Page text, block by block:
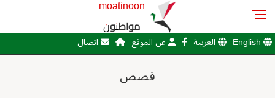
moatinoon
مواطنون
English العربية عن الموقع اتصال
قصص